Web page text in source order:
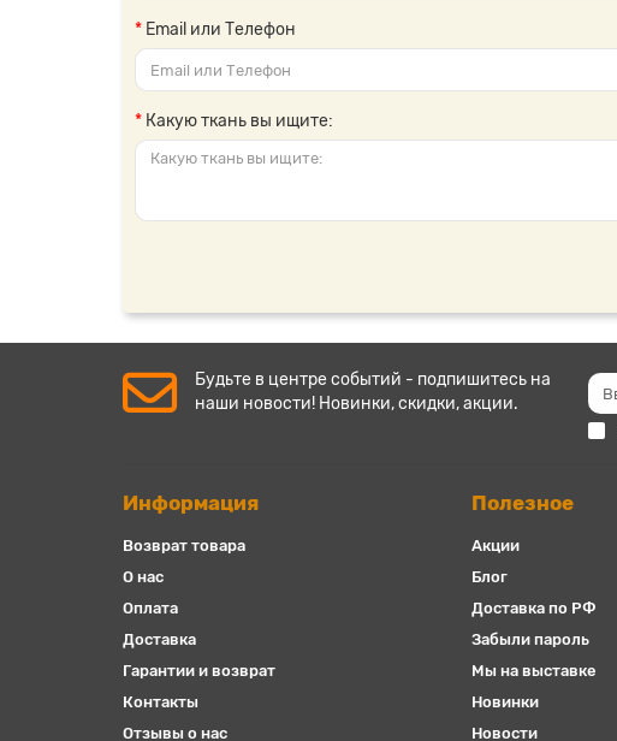
Email или Телефон
Какую ткань вы ищите:
Будьте в центре событий - подпишитесь на
наши новости! Новинки, скидки, акции.
Информация
Возврат товара
О нас
Оплата
Доставка
Гарантии и возврат
Контакты
Отзывы о нас
Полезное
Акции
Блог
Доставка по РФ
Забыли пароль
Мы на выставке
Новинки
Новости